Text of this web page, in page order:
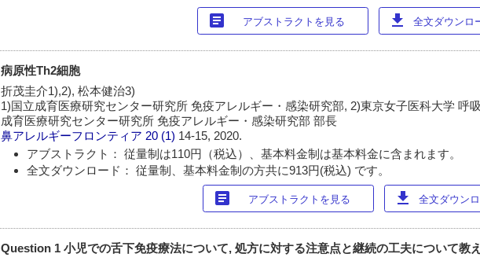
article アブストラクトを見る download 全文ダウンロ
病原性Th2細胞
折茂圭介1),2), 松本健治3)
1)国立成育医療研究センター研究所 免疫アレルギー・感染研究部, 2)東京女子医科大学 呼
成育医療研究センター研究所 免疫アレルギー・感染研究部 部長
鼻アレルギーフロンティア 20 (1) 14-15, 2020.
アブストラクト： 従量制は110円（税込）、基本料金制は基本料金に含まれます。
全文ダウンロード： 従量制、基本料金制の方共に913円(税込) です。
article アブストラクトを見る download 全文ダウン
Question 1 小児での舌下免疫療法について, 処方に対する注意点と継続の工夫について教